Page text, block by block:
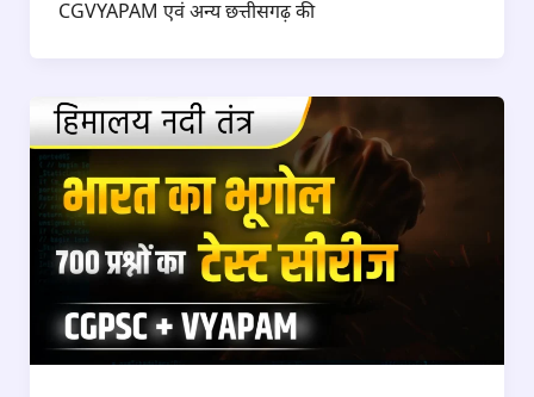
CGVYAPAM एवं अन्य छत्तीसगढ़ की